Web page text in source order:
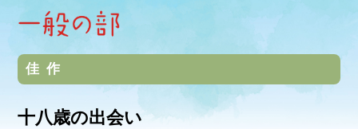
佳作
十八歳の出会い